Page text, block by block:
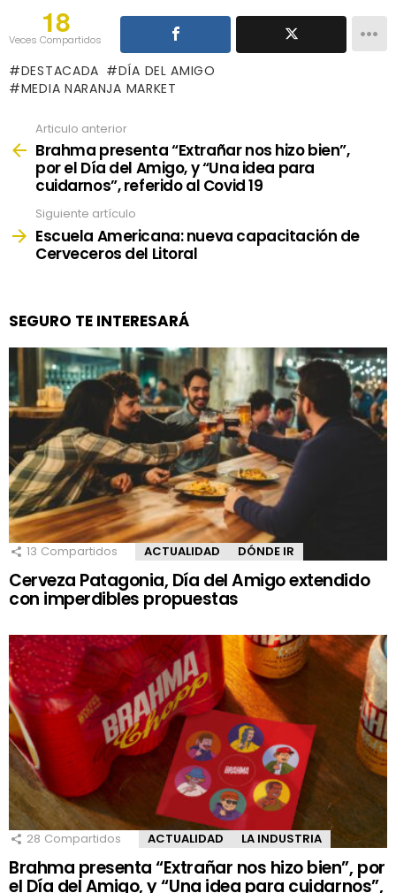
18
Veces Compartidos
DESTACADA
DÍA DEL AMIGO
MEDIA NARANJA MARKET
more
Articulo anterior
Brahma presenta “Extrañar nos hizo bien”,
por el Día del Amigo, y “Una idea para
cuidarnos”, referido al Covid 19
Siguiente artículo
Escuela Americana: nueva capacitación de
Cerveceros del Litoral
SEGURO TE INTERESARÁ
13 Compartidos ACTUALIDAD DÓNDE IR
Cerveza Patagonia, Día del Amigo extendido
con imperdibles propuestas
28 Compartidos ACTUALIDAD LA INDUSTRIA
Brahma presenta “Extrañar nos hizo bien”, por
el Día del Amigo, y “Una idea para cuidarnos”,